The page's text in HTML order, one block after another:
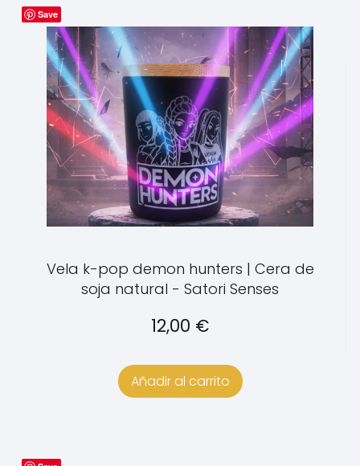
Save
Vela k-pop demon hunters | Cera de
soja natural - Satori Senses
12,00 €
Añadir al carrito